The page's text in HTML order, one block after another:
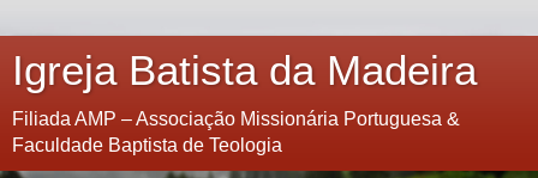
Igreja Batista da Madeira
Filiada AMP – Associação Missionária Portuguesa &
Faculdade Baptista de Teologia